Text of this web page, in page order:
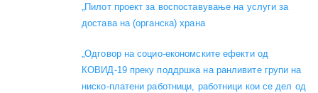
„Пилот проект за воспоставување на услуги за
достава на (органска) храна
„Одговор на социо-економските ефекти од
КОВИД-19 преку поддршка на ранливите групи на
ниско-платени работници, работници кои се дел од